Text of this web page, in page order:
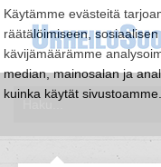
Käytämme evästeitä
räätälöimiseen,
kävijämäärämme
median, mainosalan ja
kuinka käytät sivustoamme.